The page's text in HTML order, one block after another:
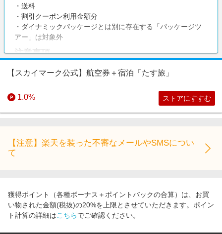
・送料
・割引クーポン利用金額分
・ダイナミックパッケージとは別に存在する「パッケージツ
アー」は対象外
注意事項
※申し込み完了→旅行出発（復路便搭乗）にて成果対象とな
ります。
※ダイナミックパッケージ「たす旅」商品のみが対象です。
【スカイマーク公式】航空券＋宿泊「たす旅」
1.0% ストアにすすむ
【注意】楽天を装った不審なメールやSMSについ
て
獲得ポイント（各種ボーナス＋ポイントバックの合算）は、お買
い物された金額(税抜)の20%を上限とさせていただきます。ポイン
ト計算の詳細はこちらでご確認ください。